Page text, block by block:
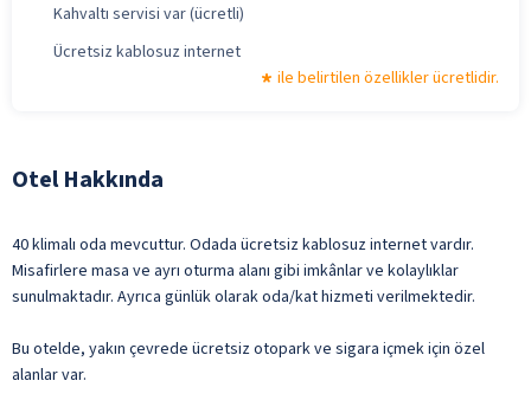
Kahvaltı servisi var (ücretli)
Ücretsiz kablosuz internet
ile belirtilen özellikler ücretlidir.
Otel Hakkında
40 klimalı oda mevcuttur. Odada ücretsiz kablosuz internet vardır.
Misafirlere masa ve ayrı oturma alanı gibi imkânlar ve kolaylıklar
sunulmaktadır. Ayrıca günlük olarak oda/kat hizmeti verilmektedir.
Bu otelde, yakın çevrede ücretsiz otopark ve sigara içmek için özel
alanlar var.